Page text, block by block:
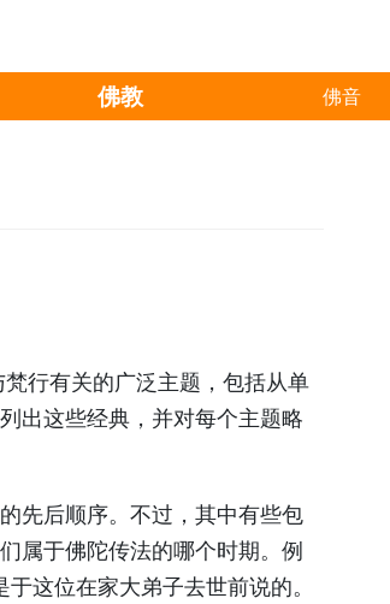
佛教 佛音
行有关的广泛主题，包括从单
出这些经典，并对每个主题略
先后顺序。不过，其中有些包
属于佛陀传法的哪个时期。例
这位在家大弟子去世前说的。